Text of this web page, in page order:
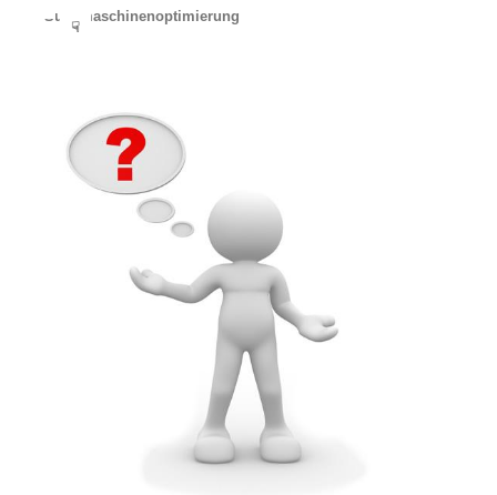
Suchmaschinenoptimierung
☟